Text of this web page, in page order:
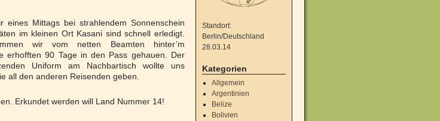
eines Mittags bei strahlendem Sonnenschein
im kleinen Ort Kasani sind schnell erledigt.
wir vom netten Beamten hinter’m
erhofften 90 Tage in den Pass gehauen. Der
Uniform am Nachbartisch wollte uns
all den anderen Reisenden geben.
Erkundet werden will Land Nummer 14!
Standort:
Berlin/Deutschland
28.03.14
Kategorien
Allgemein
Argentinien
Belize
Bolivien